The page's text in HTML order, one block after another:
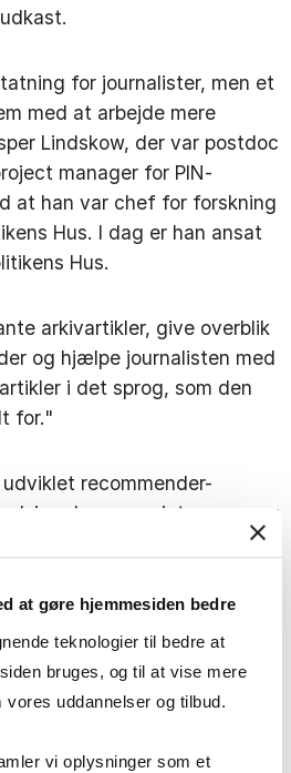
at gøre hjemmesiden bedre
teknologier til bedre at
bruges, og til at vise mere
vores uddannelser og tilbud.
vi oplysninger som et
for journalister, men et
med at arbejde mere
Lindskow, der var postdoc
manager for PIN-
at han var chef for forskning
Hus. I dag er han ansat
Hus.
arkivartikler, give overblik
og hjælpe journalisten med
i det sprog, som den
for."
recommender-
læsernes interesser og
nyhedsformidling.
tendens til kun at give
og sådan noget,
meget stereotype
give kvinder indhold, der
husholdning og den slags,"